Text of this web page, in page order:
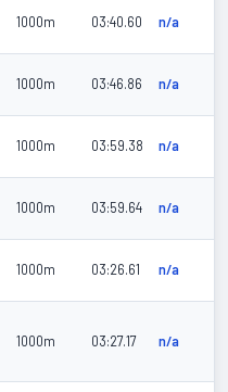
1000m 03:40.60 n/a
1000m 03:46.86 n/a
1000m 03:59.38 n/a
1000m 03:59.64 n/a
1000m 03:26.61 n/a
1000m 03:27.17 n/a